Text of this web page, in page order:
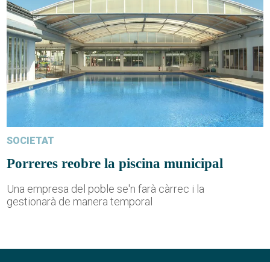
SOCIETAT
Porreres reobre la piscina municipal
Una empresa del poble se'n farà càrrec i la
gestionarà de manera temporal